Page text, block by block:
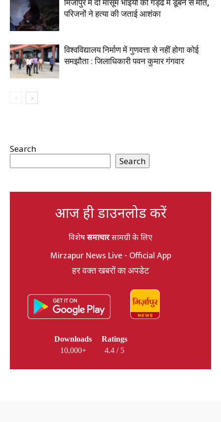
मिर्जापुर में दो मासूम भाइयों की गड्ढे में डूबने से मौत,
परिजनों ने हत्या की जताई आशंका
विश्वविद्यालय निर्माण में गुणवत्ता से नहीं होगा कोई
समझौता : जिलाधिकारी पवन कुमार गंगवार
Search
Search
आज ही डाउनलोड करें
विशेषसमाचारसामग्री के लिए
Mirzapur News Live - Official App
हर वक्त खबरों का अपडेट
Downloads
10,000+
Ratings
4.4 / 5